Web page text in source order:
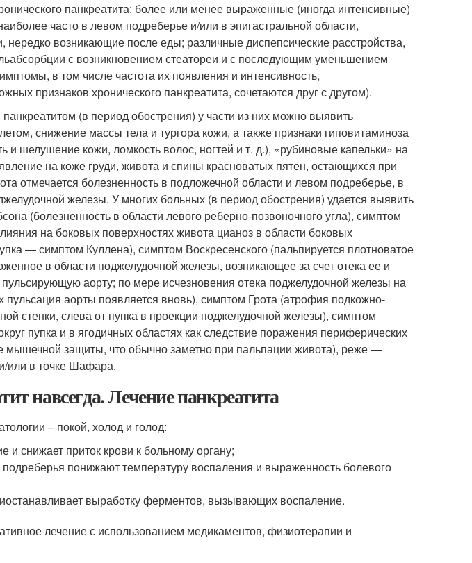
панкреатита: более или менее выраженные (иногда интенсивные)
часто в левом подреберье и/или в эпигастральной области,
возникающие после еды; различные диспепсические расстройства,
с возникновением стеатореи и с последующим уменьшением
в том числе частота их появления и интенсивность,
признаков хронического панкреатита, сочетаются друг с другом).
(в период обострения) у части из них можно выявить
снижение массы тела и тургора кожи, а также признаки гиповитаминоза
и шелушение кожи, ломкость волос, ногтей и т. д.), «рубиновые капельки» на
на коже груди, живота и спины красноватых пятен, остающихся при
отмечается болезненность в подложечной области и левом подреберье, в
железы. У многих больных (в период обострения) удается выявить
(болезненность в области левого реберно-позвоночного угла), симптом
на боковых поверхностях живота цианоз в области боковых
— симптом Куллена), симптом Воскресенского (пальпируется плотноватое
в области поджелудочной железы, возникающее за счет отека ее и
аорту; по мере исчезновения отека поджелудочной железы на
аорты появляется вновь), симптом Грота (атрофия подкожно-
стенки, слева от пупка в проекции поджелудочной железы), симптом
пупка и в ягодичных областях как следствие поражения периферических
мышечной защиты, что обычно заметно при пальпации живота), реже —
или в точке Шафара.
навсегда. Лечение панкреатита
– покой, холод и голод:
и снижает приток крови к больному органу;
понижают температуру воспаления и выраженность болевого
выработку ферментов, вызывающих воспаление.
лечение с использованием медикаментов, физиотерапии и